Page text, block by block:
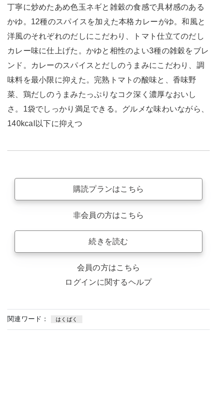
丁寧に炒めたあめ色玉ネギと雑穀の食感で具材感のある
かゆ。12種のスパイスを加えた本格カレーがゆ。和風と
洋風のそれぞれのだしにこだわり、トマト仕立てのだし
カレー味に仕上げた。かゆと相性のよい3種の雑穀をブレ
ンド。カレーのスパイスとだしのうまみにこだわり、調
味料を最小限に抑えた。完熟トマトの酸味と、香味野
菜、鶏だしのうまみたっぷりなコク深く濃厚なおいし
さ。1袋でしっかり満足できる。グルメな味わいながら、
140kcal以下に抑えつ
購読プランはこちら
非会員の方はこちら
続きを読む
会員の方はこちら
ログインに関するヘルプ
関連ワード： はくばく